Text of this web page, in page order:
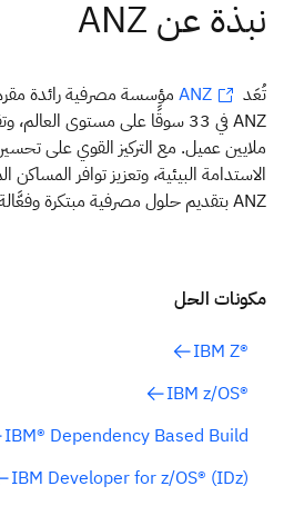
تُعَد ANZ مؤسسة مصرفية رائدة
ملايين عميل. مع التركيز القوي على
الاستدامة البيئية، وتعزيز توافر المساكن
ANZ بتقديم حلول مصرفية مبتكرة وفعَّالة ومرنة لعملائها.
مكونات الحل
®IBM Z
®IBM z/OS
IBM® Dependency Based Build
IBM Developer for z/OS® (IDz)